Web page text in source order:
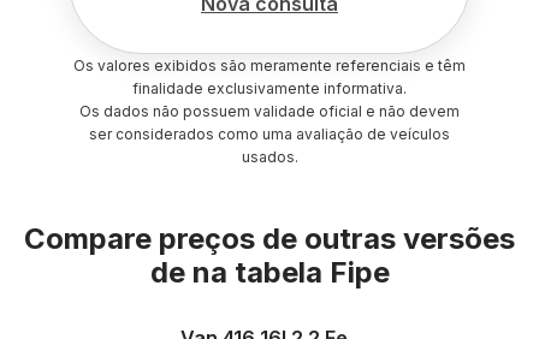
Os valores exibidos são meramente referenciais e têm
finalidade exclusivamente informativa.
Os dados não possuem validade oficial e não devem
ser considerados como uma avaliação de veículos
usados.
Compare preços de outras versões
de na tabela Fipe